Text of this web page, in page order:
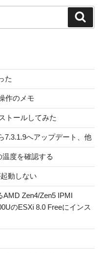
た
作のメモ
トールしてみた
7.3.1.9へアップデート、他
度を確認する
動しない
Zen4/Zen5 IPMI
のESXi 8.0 Freeにインス